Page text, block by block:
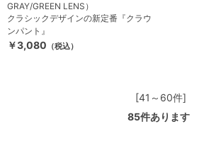
GRAY/GREEN LENS）
クラシックデザインの新定番『クラウ
ンパント』
￥3,080 （税込）
[41～60件]
85件あります